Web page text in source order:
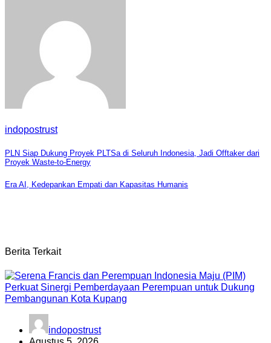
indopostrust
Navigasi
PLN Siap Dukung Proyek PLTSa di Seluruh Indonesia, Jadi Offtaker dari
Proyek Waste-to-Energy
Era AI, Kedepankan Empati dan Kapasitas Humanis
Berita Terkait
indopostrust